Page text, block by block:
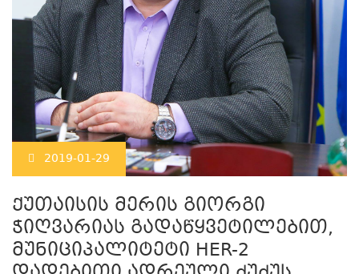
2019-01-29
ქუთაისის მერის გიორგი
ჭიღვარიას გადაწყვეტილებით,
მუნიციპალიტეტი HER-2